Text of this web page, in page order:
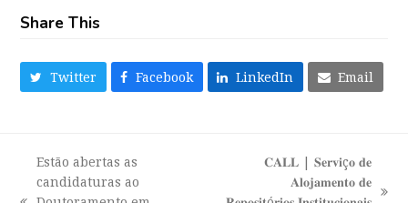
Share This
Twitter Facebook LinkedIn Email
Estão abertas as
candidaturas ao
𝐂𝐀𝐋𝐋 | 𝐒𝐞𝐫𝐯𝐢ç𝐨 𝐝𝐞
𝐀𝐥𝐨𝐣𝐚𝐦𝐞𝐧𝐭𝐨 𝐝𝐞